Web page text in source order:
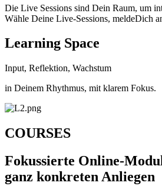
Die Live Sessions sind Dein Raum, um
Wähle Deine Live-Sessions, meldeDich
Learning Space
Input, Reflektion, Wachstum
in Deinem Rhythmus, mit klarem Fokus.
COURSES
Fokussierte Online-
ganz konkreten Anliegen